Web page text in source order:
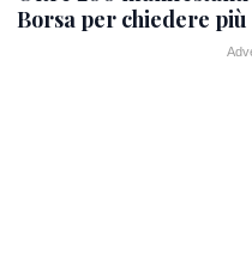
Borsa per chiedere più